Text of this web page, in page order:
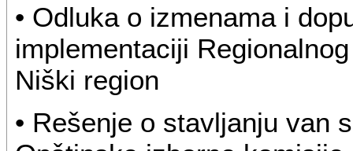
• Odluka o izmenama i
implementaciji
Niški region
• Rešenje o stavljanju van